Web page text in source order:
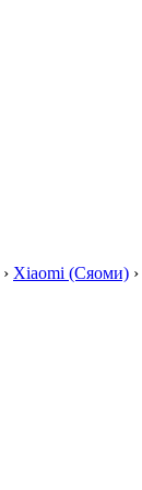
› Xiaomi (Сяоми) ›